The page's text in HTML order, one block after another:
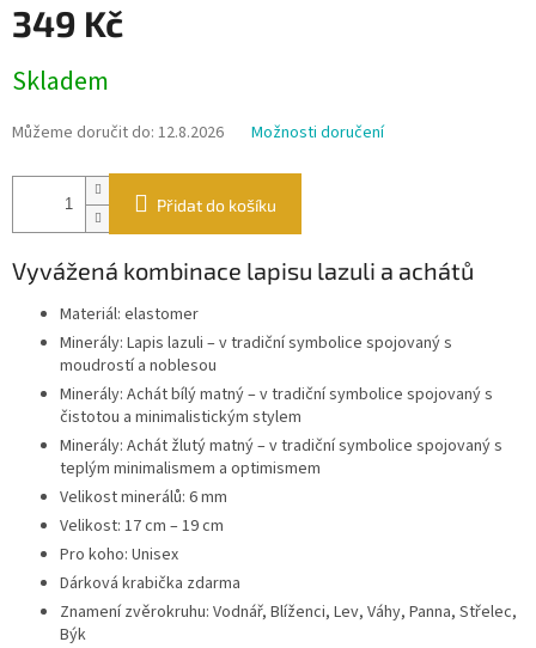
349 Kč
cena:
Skladem
Můžeme doručit do: 12.8.2026 Možnosti doručení
Přidat do košíku
Vyvážená kombinace lapisu lazuli a achátů
Materiál: elastomer
Minerály: Lapis lazuli – v tradiční symbolice spojovaný s
moudrostí a noblesou
Minerály: Achát bílý matný – v tradiční symbolice spojovaný s
čistotou a minimalistickým stylem
Minerály: Achát žlutý matný – v tradiční symbolice spojovaný s
teplým minimalismem a optimismem
Velikost minerálů: 6 mm
Velikost: 17 cm – 19 cm
Pro koho: Unisex
Dárková krabička zdarma
Znamení zvěrokruhu: Vodnář, Blíženci, Lev, Váhy, Panna, Střelec,
Býk